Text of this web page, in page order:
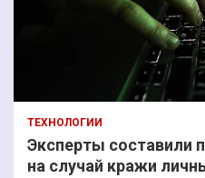
ТЕХНОЛОГИИ
Эксперты составили
на случай кражи